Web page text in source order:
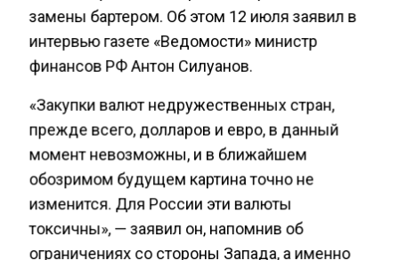
замены бартером. Об этом 12 июля заявил в
интервью газете «Ведомости» министр
финансов РФ Антон Силуанов.
«Закупки валют недружественных стран,
прежде всего, долларов и евро, в данный
момент невозможны, и в ближайшем
обозримом будущем картина точно не
изменится. Для России эти валюты
токсичны», — заявил он, напомнив об
ограничениях со стороны Запада, а именно